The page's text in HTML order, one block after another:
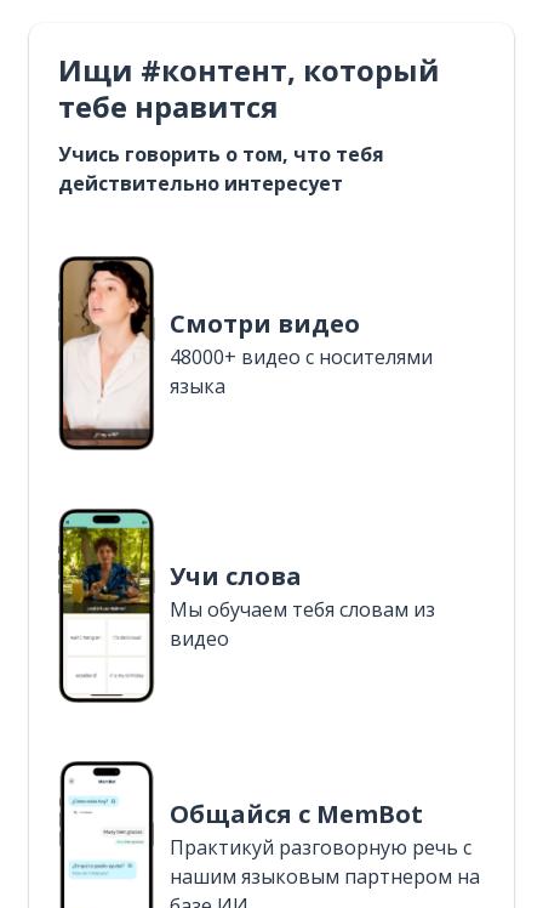
Ищи #контент, который
тебе нравится
Учись говорить о том, что тебя
действительно интересует
Смотри видео
48000+ видео с носителями
языка
Учи слова
Мы обучаем тебя словам из
видео
Общайся с MemBot
Практикуй разговорную речь с
нашим языковым партнером на